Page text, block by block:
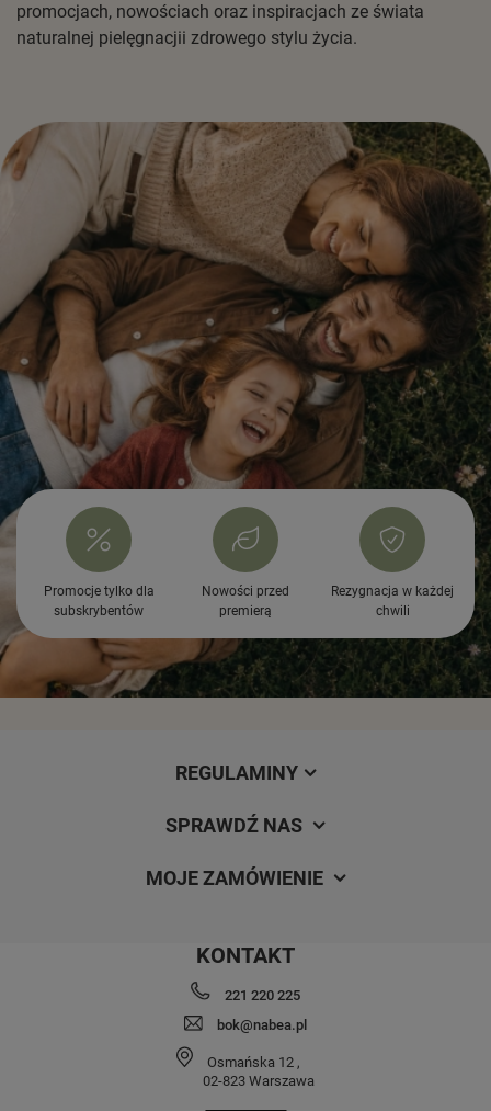
promocjach, nowościach oraz inspiracjach ze świata
naturalnej pielęgnacjii zdrowego stylu życia.
Promocje tylko dla
subskrybentów
Nowości przed
premierą
Rezygnacja w każdej
chwili
REGULAMINY
SPRAWDŹ NAS
MOJE ZAMÓWIENIE
KONTAKT
221 220 225
bok@nabea.pl
Osmańska 12 ,
02-823 Warszawa